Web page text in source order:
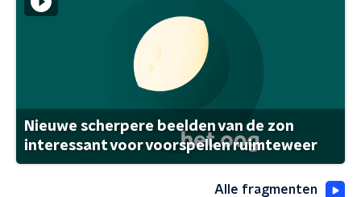
Nieuwe scherpere beelden van de zon
interessant voor voorspellen ruimteweer
Alle fragmenten